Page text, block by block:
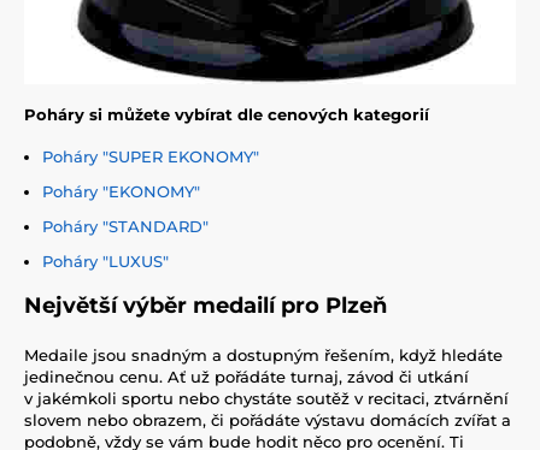
Poháry si můžete vybírat dle cenových kategorií
Poháry "SUPER EKONOMY"
Poháry "EKONOMY"
Poháry "STANDARD"
Poháry "LUXUS"
Největší výběr medailí pro Plzeň
Medaile jsou snadným a dostupným řešením, když hledáte
jedinečnou cenu. Ať už pořádáte turnaj, závod či utkání
v jakémkoli sportu nebo chystáte soutěž v recitaci, ztvárnění
slovem nebo obrazem, či pořádáte výstavu domácích zvířat a
podobně, vždy se vám bude hodit něco pro ocenění. Ti